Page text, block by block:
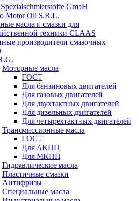
GmbH
Motor Oil S.R.L.
масла и смазки для
техники CLAAS
производители смазочных
Моторные масла
ГОСТ
Для бензиновых двигателей
Для газовых двигателей
Для двухтактных двигателей
Для дизельных двигателей
Для четырехтактных двигателей
Трансмиссионные масла
ГОСТ
Для АКПП
Для МКПП
Гидравлические масла
Пластичные смазки
Антифризы
Специальные масла